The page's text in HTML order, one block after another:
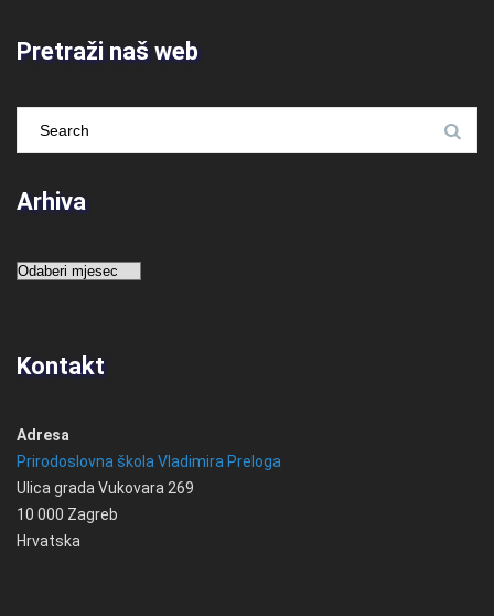
Pretraži naš web
Arhiva
Arhiva
Kontakt
Adresa
Prirodoslovna škola Vladimira Preloga
Ulica grada Vukovara 269
10 000 Zagreb
Hrvatska